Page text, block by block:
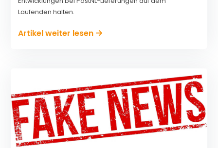
Laufenden halten.
Artikel weiter lesen